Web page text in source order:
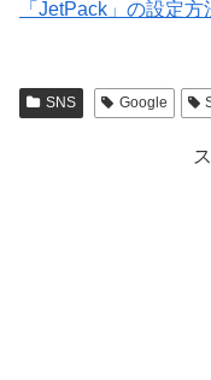
「JetPack」の設定方
SNS Google